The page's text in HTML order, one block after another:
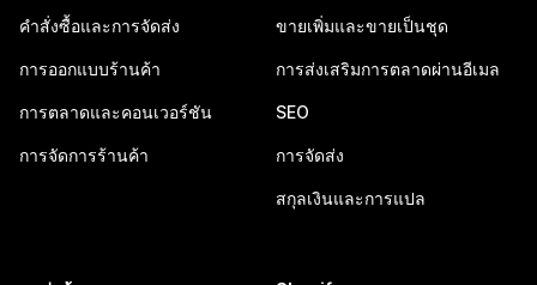
คำสั่งซื้อและการจัดส่ง
การออกแบบร้านค้า
การตลาดและคอนเวอร์ชัน
การจัดการร้านค้า
ขายเพิ่มและขายเป็นชุด
การส่งเสริมการตลาดผ่านอีเมล
SEO
การจัดส่ง
สกุลเงินและการแปล